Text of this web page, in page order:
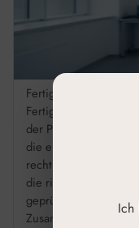
Fertigmixturen vs
Fertigmixtur oder
der Praxis häufiger,
die entscheidenden
rechtlichen
die richtige Wahl
geprüfte Qualität und
Ich